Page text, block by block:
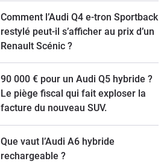
Comment l’Audi Q4 e-tron Sportback
restylé peut-il s’afficher au prix d’un
Renault Scénic ?
90 000 € pour un Audi Q5 hybride ?
Le piège fiscal qui fait exploser la
facture du nouveau SUV.
Que vaut l’Audi A6 hybride
rechargeable ?